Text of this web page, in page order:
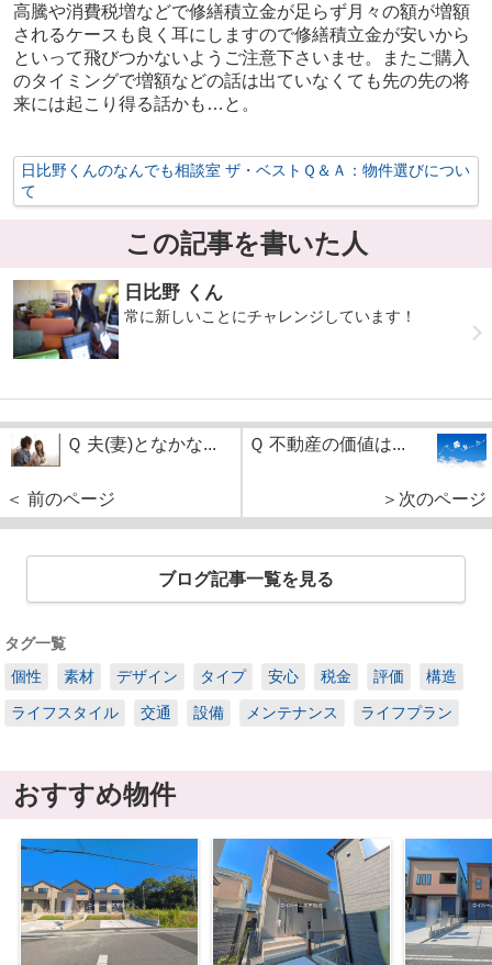
高騰や消費税増などで修繕積立金が足らず月々の額が増額
されるケースも良く耳にしますので修繕積立金が安いから
といって飛びつかないようご注意下さいませ。またご購入
のタイミングで増額などの話は出ていなくても先の先の将
来には起こり得る話かも…と。
日比野くんのなんでも相談室 ザ・ベストＱ＆Ａ：物件選びについ
て
この記事を書いた人
日比野 くん
常に新しいことにチャレンジしています！
Ｑ 夫(妻)となかな...
＜ 前のページ
Ｑ 不動産の価値は...
＞次のページ
ブログ記事一覧を見る
タグ一覧
個性
素材 デザイン タイプ 安心 税金 評価 構造
ライフスタイル 交通 設備 メンテナンス ライフプラン
おすすめ物件